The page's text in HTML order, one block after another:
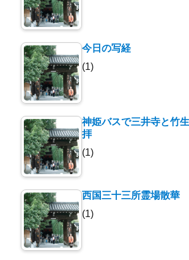
今日の写経
(1)
神姫バスで三井寺と竹
拝
(1)
西国三十三所霊場散華
(1)